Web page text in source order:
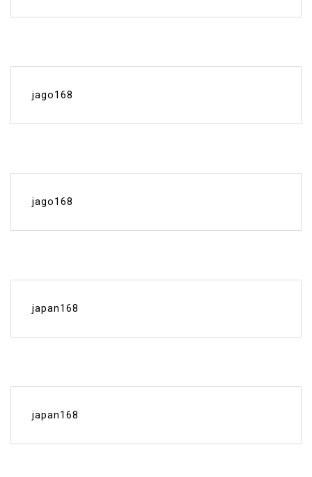
jago168
jago168
japan168
japan168